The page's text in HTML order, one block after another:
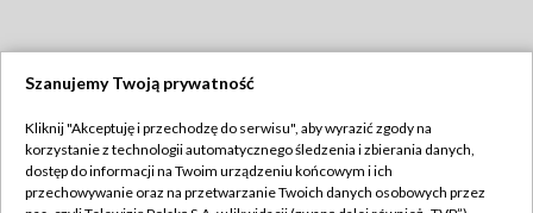
TVP
Abonament TVP
Regulamin TVP
Szanujemy Twoją prywatność
Kliknij "Akceptuję i przechodzę do serwisu", aby wyrazić zgody na
korzystanie z technologii automatycznego śledzenia i zbierania danych,
dostęp do informacji na Twoim urządzeniu końcowym i ich
przechowywanie oraz na przetwarzanie Twoich danych osobowych przez